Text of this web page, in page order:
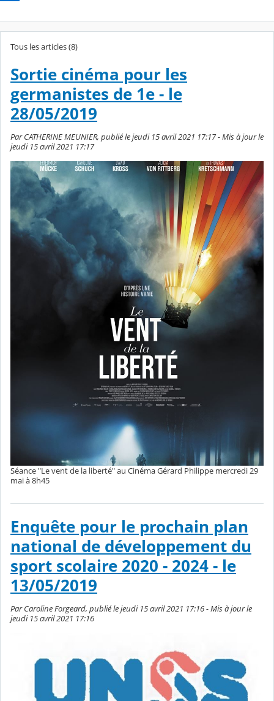
Tous les articles (8)
Sortie cinéma pour les
germanistes de 1e - le
28/05/2019
Par CATHERINE MEUNIER, publié le jeudi 15 avril 2021 17:17 - Mis à jour le
jeudi 15 avril 2021 17:17
Séance "Le vent de la liberté" au Cinéma Gérard Philippe mercredi 29
mai à 8h45
Enquête pour le prochain plan
national de développement du
sport scolaire 2020 - 2024 - le
13/05/2019
Par Caroline Forgeard, publié le jeudi 15 avril 2021 17:16 - Mis à jour le
jeudi 15 avril 2021 17:16